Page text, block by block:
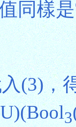
同樣
(3)，
3